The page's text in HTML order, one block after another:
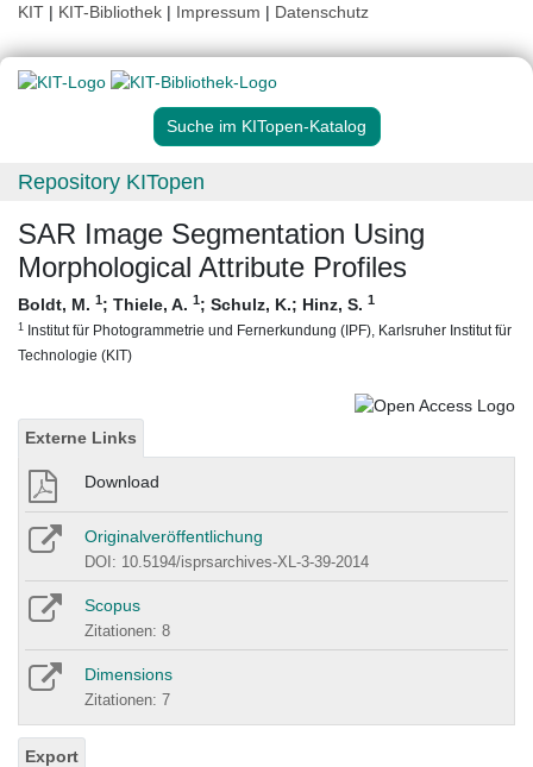
KIT | KIT-Bibliothek | Impressum | Datenschutz
Suche im KITopen-Katalog
Repository KITopen
SAR Image Segmentation Using
Morphological Attribute Profiles
Boldt, M. 1; Thiele, A. 1; Schulz, K.; Hinz, S. 1
1 Institut für Photogrammetrie und Fernerkundung (IPF), Karlsruher Institut für
Technologie (KIT)
Externe Links
Download
Originalveröffentlichung
DOI: 10.5194/isprsarchives-XL-3-39-2014
Scopus
Zitationen: 8
Dimensions
Zitationen: 7
Export